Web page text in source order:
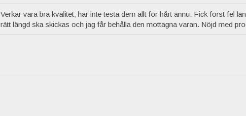
Verkar vara bra kvalitet, har inte testa dem allt för hårt ännu. Fick först fel
rätt längd ska skickas och jag får behålla den mottagna varan. Nöjd med